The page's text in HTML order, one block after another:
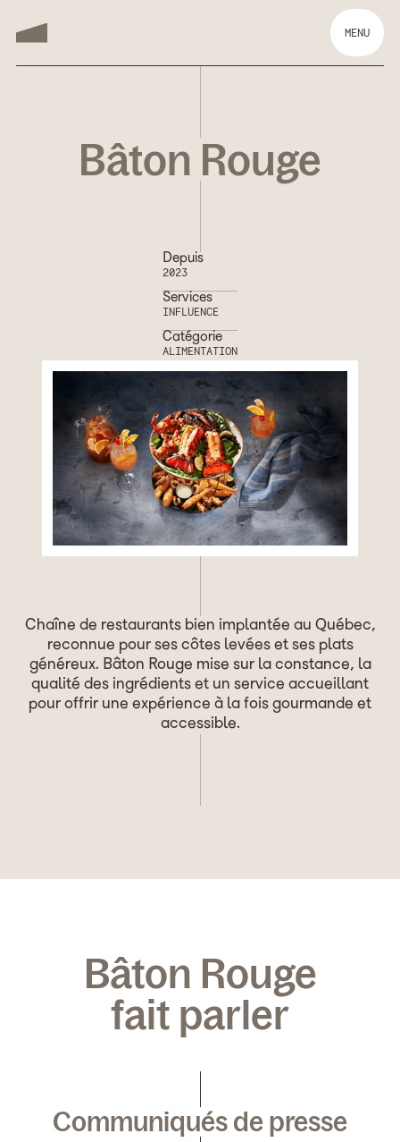
MENU
Bâton Rouge
Depuis
2023
Services
INFLUENCE
Catégorie
ALIMENTATION
Chaîne de restaurants bien implantée au Québec,
reconnue pour ses côtes levées et ses plats
généreux. Bâton Rouge mise sur la constance, la
qualité des ingrédients et un service accueillant
pour offrir une expérience à la fois gourmande et
accessible.
Bâton Rouge
fait parler
Communiqués de presse